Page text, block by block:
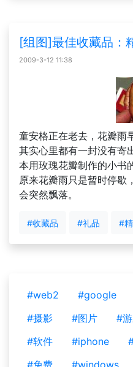
[组图]最佳收藏品：
2009-3-12 11:38
童安格正在老去，花瓣雨
其实心里都有一封没有寄
本用玫瑰花瓣制作的小书
原来花瓣雨只是暂时停歇
会突然飘落。
#收藏品 #礼品 #
#web2 #google
#摄影
#图片 #
#软件
#iphone
#免费
#windows